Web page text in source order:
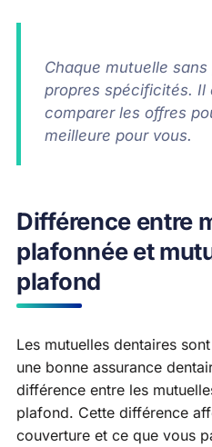
Chaque mutuelle
propres spécificités. Il
comparer les offres
meilleure pour vous.
Différence entre
plafonnée et
plafond
Les mutuelles dentaires
une bonne assurance
différence entre les
plafond. Cette différence
couverture et ce que vous